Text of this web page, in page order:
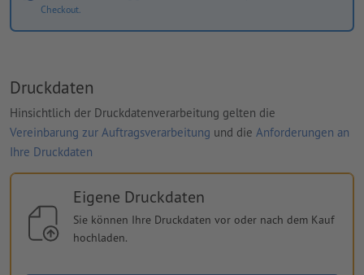
Checkout.
Druckdaten
Hinsichtlich der Druckdatenverarbeitung gelten die
Vereinbarung zur Auftragsverarbeitung und die Anforderungen an
Ihre Druckdaten
Eigene Druckdaten
Sie können Ihre Druckdaten vor oder nach dem Kauf
hochladen.